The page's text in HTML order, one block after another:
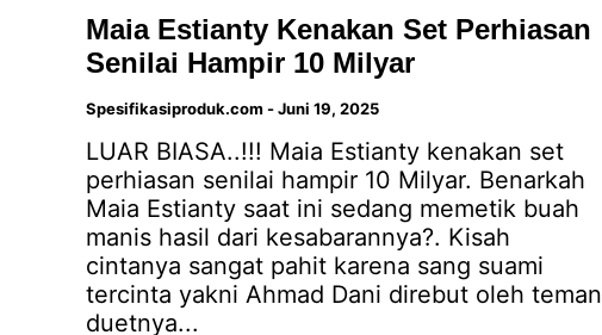
Maia Estianty Kenakan Set Perhiasan
Senilai Hampir 10 Milyar
Spesifikasiproduk.com -Juni 19, 2025
LUAR BIASA..!!! Maia Estianty kenakan set
perhiasan senilai hampir 10 Milyar. Benarkah
Maia Estianty saat ini sedang memetik buah
manis hasil dari kesabarannya?. Kisah
cintanya sangat pahit karena sang suami
tercinta yakni Ahmad Dani direbut oleh teman
duetnya...